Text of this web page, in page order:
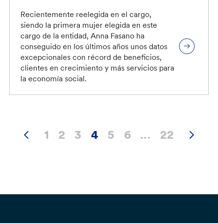
Recientemente reelegida en el cargo,
siendo la primera mujer elegida en este
cargo de la entidad, Anna Fasano ha
conseguido en los últimos años unos datos
excepcionales con récord de beneficios,
clientes en crecimiento y más servicios para
la economía social.
1 2 3 4 5 6 … 22